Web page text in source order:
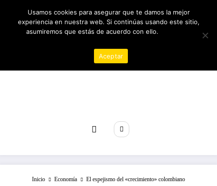
contenido
09/08/2026 12:14:51 PM
Inicio Economía El espejismo del «crecimiento» colombiano
Usamos cookies para asegurar que te damos la mejor
experiencia en nuestra web. Si continúas usando este sitio,
asumiremos que estás de acuerdo con ello.
Aceptar